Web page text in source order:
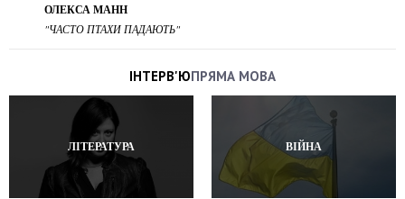
ОЛЕКСА МАНН
"ЧАСТО ПТАХИ ПАДАЮТЬ"
ІНТЕРВ'ЮПРЯМА МОВА
ЛІТЕРАТУРА ВІЙНА